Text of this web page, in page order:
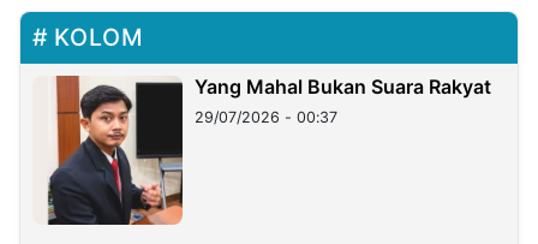
KOLOM
Yang Mahal Bukan Suara Rakyat
29/07/2026 - 00:37